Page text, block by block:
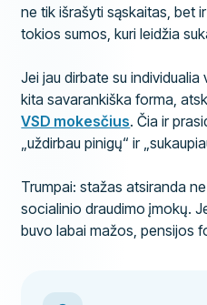
ne tik išrašyti sąskaitas, bet
tokios sumos, kuri leidžia
Jei jau dirbate su
kita savarankiška forma,
VSD mokesčius. Čia ir
„uždirbau pinigų“ ir
Trumpai: stažas atsiranda
socialinio draudimo įmokų.
buvo labai mažos, pensijos